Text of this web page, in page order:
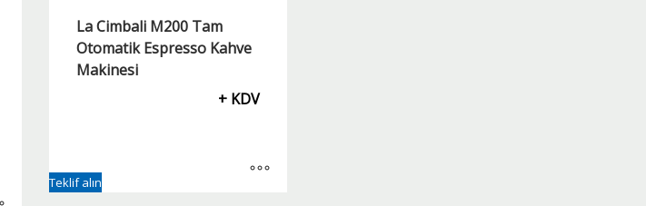
La Cimbali M200 Tam
Otomatik Espresso Kahve
Makinesi
+ KDV
Teklif alın